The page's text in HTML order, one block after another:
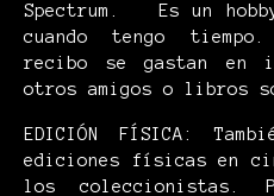
Spectrum. Es un
cuando tengo
recibo se gastan en
otros amigos o libros
EDICIÓN FÍSICA:
ediciones físicas en
los coleccionistas.